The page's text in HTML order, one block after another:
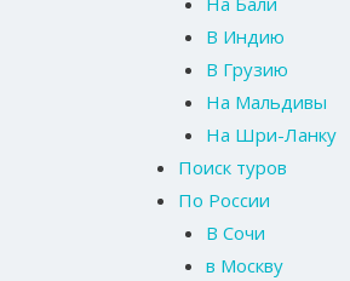
В Индию
В Грузию
На Мальдивы
На Шри-Ланку
Поиск туров
По России
В Сочи
в Москву